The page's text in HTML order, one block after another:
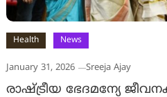
Health News
January 31, 2026 Sreeja Ajay
രാഷ്ട്രീയ ഭേദമന്യേ